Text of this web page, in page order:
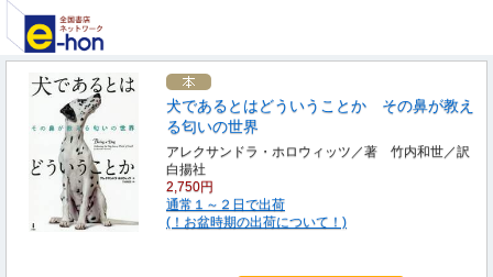
犬であるとはどういうことか その鼻が教え
る匂いの世界
アレクサンドラ・ホロウィッツ／著 竹内和世／訳
白揚社
2,750円
通常１～２日で出荷
(！お盆時期の出荷について！)